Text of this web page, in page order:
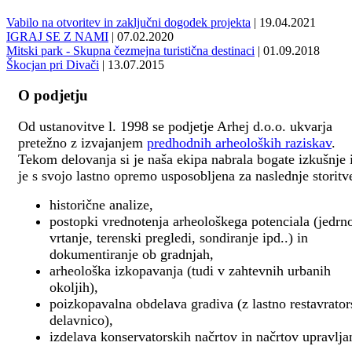
Vabilo na otvoritev in zaključni dogodek projekta | 19.04.2021
IGRAJ SE Z NAMI | 07.02.2020
Mitski park - Skupna čezmejna turistična destinaci | 01.09.2018
Škocjan pri Divači | 13.07.2015
O podjetju
Od ustanovitve l. 1998 se podjetje Arhej d.o.o. ukvarja
pretežno z izvajanjem predhodnih arheoloških raziskav.
Tekom delovanja si je naša ekipa nabrala bogate izkušnje
je s svojo lastno opremo usposobljena za naslednje
historične analize,
postopki vrednotenja arheološkega potenciala
vrtanje, terenski pregledi, sondiranje ipd..) in
dokumentiranje ob gradnjah,
arheološka izkopavanja (tudi v zahtevnih urbanih
okoljih),
poizkopavalna obdelava gradiva (z lastno
delavnico),
izdelava konservatorskih načrtov in načrtov